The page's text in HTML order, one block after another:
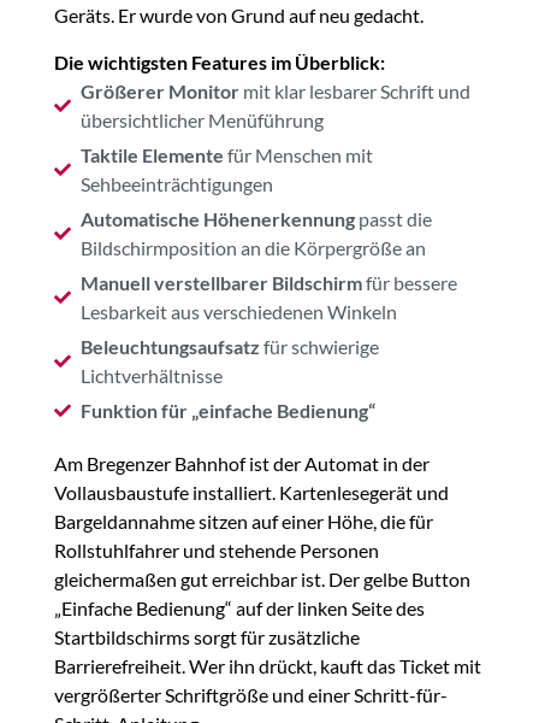
Geräts. Er wurde von Grund auf neu gedacht.
Die wichtigsten Features im Überblick:
Größerer Monitor mit klar lesbarer Schrift und
übersichtlicher Menüführung
Taktile Elemente für Menschen mit
Sehbeeinträchtigungen
Automatische Höhenerkennung passt die
Bildschirmposition an die Körpergröße an
Manuell verstellbarer Bildschirmfür bessere
Lesbarkeit aus verschiedenen Winkeln
Beleuchtungsaufsatz für schwierige
Lichtverhältnisse
Funktion für „einfache Bedienung“
Am Bregenzer Bahnhof ist der Automat in der
Vollausbaustufe installiert. Kartenlesegerät und
Bargeldannahme sitzen auf einer Höhe, die für
Rollstuhlfahrer und stehende Personen
gleichermaßen gut erreichbar ist. Der gelbe Button
„Einfache Bedienung“ auf der linken Seite des
Startbildschirms sorgt für zusätzliche
Barrierefreiheit. Wer ihn drückt, kauft das Ticket mit
vergrößerter Schriftgröße und einer Schritt-für-